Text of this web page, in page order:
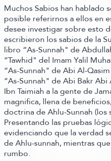
Muchos Sabios han hablado
posible referirnos a ellos en
desee investigar sobre esto
escribieron los sabios de la
libro “As-Sunnah" de
“Tawhid" del Imam Yalil
“As-Sunnah" de Abi Al-
“As-Sunnah" de Abi Bakr Abi
Ibn Taimiah a la gente de
magnifica, llena de
doctrina de Ahlu-Sunnah (los
Presentando las pruebas
evidenciando que la verdad
de Ahlu-sunnah, mientras que
rumbo.